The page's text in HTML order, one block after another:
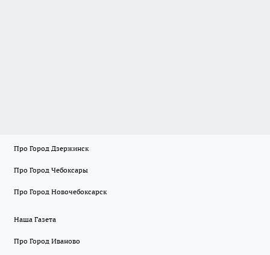
Про Город Дзержинск
Про Город Чебоксары
Про Город Новочебоксарск
Наша Газета
Про Город Иваново